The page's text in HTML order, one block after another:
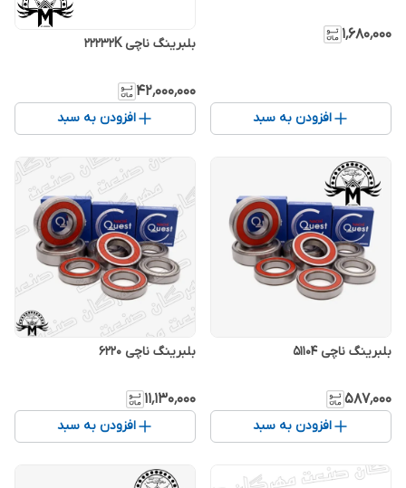
۱٬۶۸۰٬۰۰۰
افزودن به سبد
بلبرینگ ناچی 22232K
۴۲٬۰۰۰٬۰۰۰
افزودن به سبد
بلبرینگ ناچی 51104
۵۸۷٬۰۰۰
افزودن به سبد
بلبرینگ ناچی 6220
۱۱٬۱۳۰٬۰۰۰
افزودن به سبد